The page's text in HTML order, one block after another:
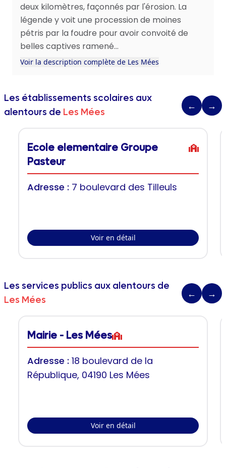
deux kilomètres, façonnés par l'érosion. La
légende y voit une procession de moines
pétris par la foudre pour avoir convoité de
belles captives ramené...
Voir la description complète de Les Mées
Les établissements scolaires aux
alentours de Les Mées
← →
Ecole elementaire Groupe
Pasteur
Adresse : 7 boulevard des Tilleuls
Voir en détail
Les services publics aux alentours de
Les Mées
← →
Mairie - Les Mées
Adresse : 18 boulevard de la
République, 04190 Les Mées
Voir en détail